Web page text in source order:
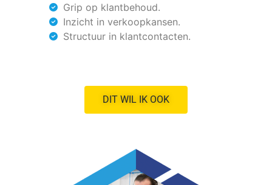
Grip op klantbehoud.
Inzicht in verkoopkansen.
Structuur in klantcontacten.
DIT WIL IK OOK